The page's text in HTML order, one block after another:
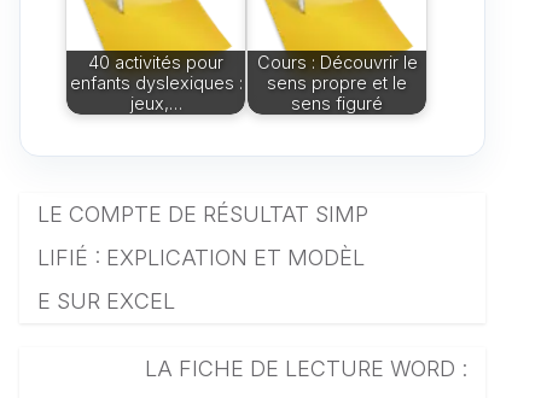
40 activités pour
enfants dyslexiques :
jeux,…
Cours : Découvrir le
sens propre et le
sens figuré
LE COMPTE DE RÉSULTAT SIMP
LIFIÉ : EXPLICATION ET MODÈL
E SUR EXCEL
LA FICHE DE LECTURE WORD :